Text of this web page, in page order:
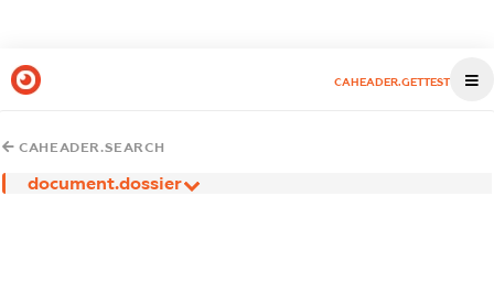
CAHEADER.GETTEST
CAHEADER.SEARCH
document.dossier